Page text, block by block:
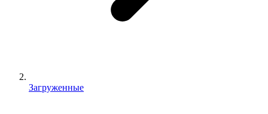
Загруженные